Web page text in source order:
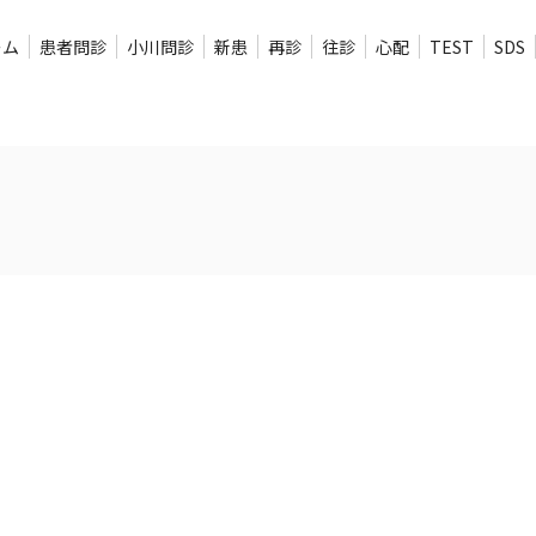
患者問診 小川問診 新患 再診 往診 心配 TEST SDS